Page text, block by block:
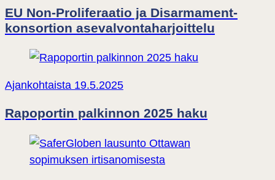
EU Non-Proliferaatio ja Disarmament-
konsortion asevalvontaharjoittelu
Ajankohtaista 19.5.2025
Rapoportin palkinnon 2025 haku